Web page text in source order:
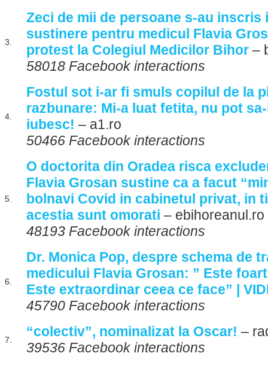
3.
Zeci de mii de persoane s-au inscris
sustinere pentru medicul Flavia
protest la Colegiul Medicilor Bihor –
58018 Facebook interactions
4.
Fostul sot i-ar fi smuls copilul de la
razbunare: Mi-a luat fetita, nu pot
iubesc! – a1.ro
50466 Facebook interactions
5.
O doctorita din Oradea risca
Flavia Grosan sustine ca a facut
bolnavi Covid in cabinetul privat, in
acestia sunt omorati – ebihoreanul.ro
48193 Facebook interactions
6.
Dr. Monica Pop, despre schema de
medicului Flavia Grosan: ” Este
Este extraordinar ceea ce face” |
45790 Facebook interactions
7.
“colectiv”, nominalizat la Oscar! –
39536 Facebook interactions